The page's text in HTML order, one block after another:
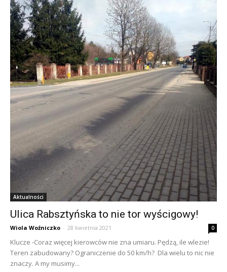
Aktualności
Ulica Rabsztyńska to nie tor wyścigowy!
Wiola Woźniczko - 28 kwietnia 2021 0
Klucze -Coraz więcej kierowców nie zna umiaru. Pędzą, ile wlezie!
Teren zabudowany? Ograniczenie do 50 km/h? Dla wielu to nic nie
znaczy. A my musimy...